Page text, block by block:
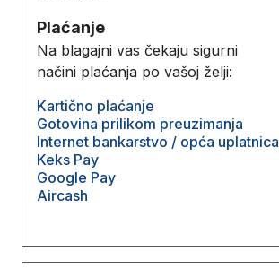
Plaćanje
Na blagajni vas čekaju sigurni
načini plaćanja po vašoj želji:
Kartično plaćanje
Gotovina prilikom preuzimanja
Internet bankarstvo / opća uplatnica
Keks Pay
Google Pay
Aircash